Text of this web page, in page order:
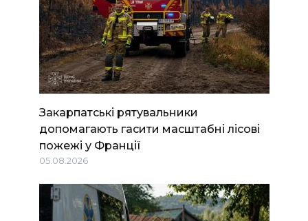
Закарпатські рятувальники
допомагають гасити масштабні лісові
пожежі у Франції
05.08.2026